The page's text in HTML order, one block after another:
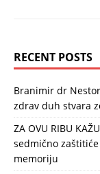
RECENT POSTS
Branimir dr
zdrav duh stvara
ZA OVU RIBU
sedmično
memoriju